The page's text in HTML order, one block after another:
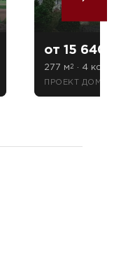
от 15 640
277 м 2 · 4 комн. ·
ПРОЕКТ ДОМА 56-